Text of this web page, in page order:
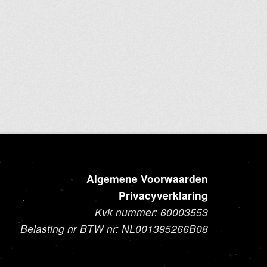
Algemene Voorwaarden
Privacyverklaring
Kvk nummer: 60003553
Belasting nr BTW nr: NL001395266B08